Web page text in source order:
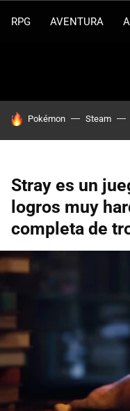
RPG AVENTURA
HOY SE HABLA DE
Pokémon Steam
Stray es un
logros muy
completa de